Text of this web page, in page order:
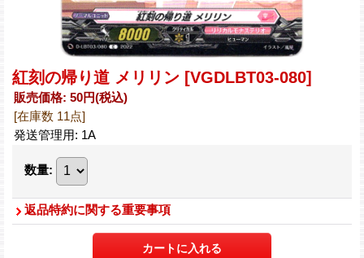
紅刻の帰り道 メリリン [VGDLBT03-080]
販売価格: 50円(税込)
[在庫数 11点]
発送管理用: 1A
数量:
返品特約に関する重要事項